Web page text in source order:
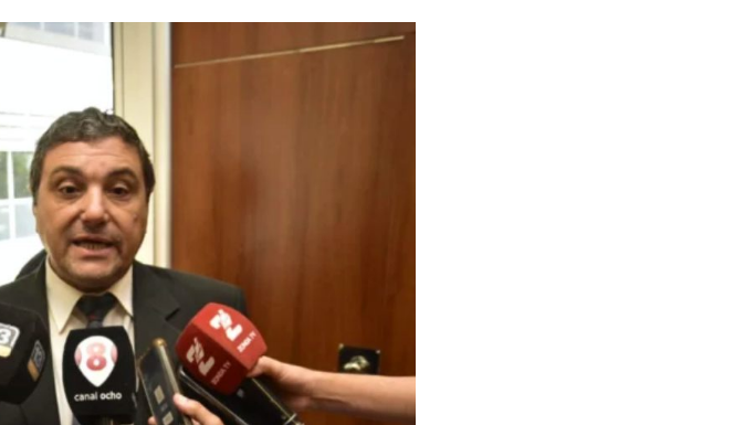
mecanismos que agilizan desalojos
campesinas; restricciones a las
por razones de utilidad pública y
que, según denuncian, facilitarían la
incendios.
en la protesta. Tanto la CTA
sostienen que la eliminación del
el espíritu general de la iniciativa,
presión sobre el Congreso durante el
Unión de Trabajadores de la Economía